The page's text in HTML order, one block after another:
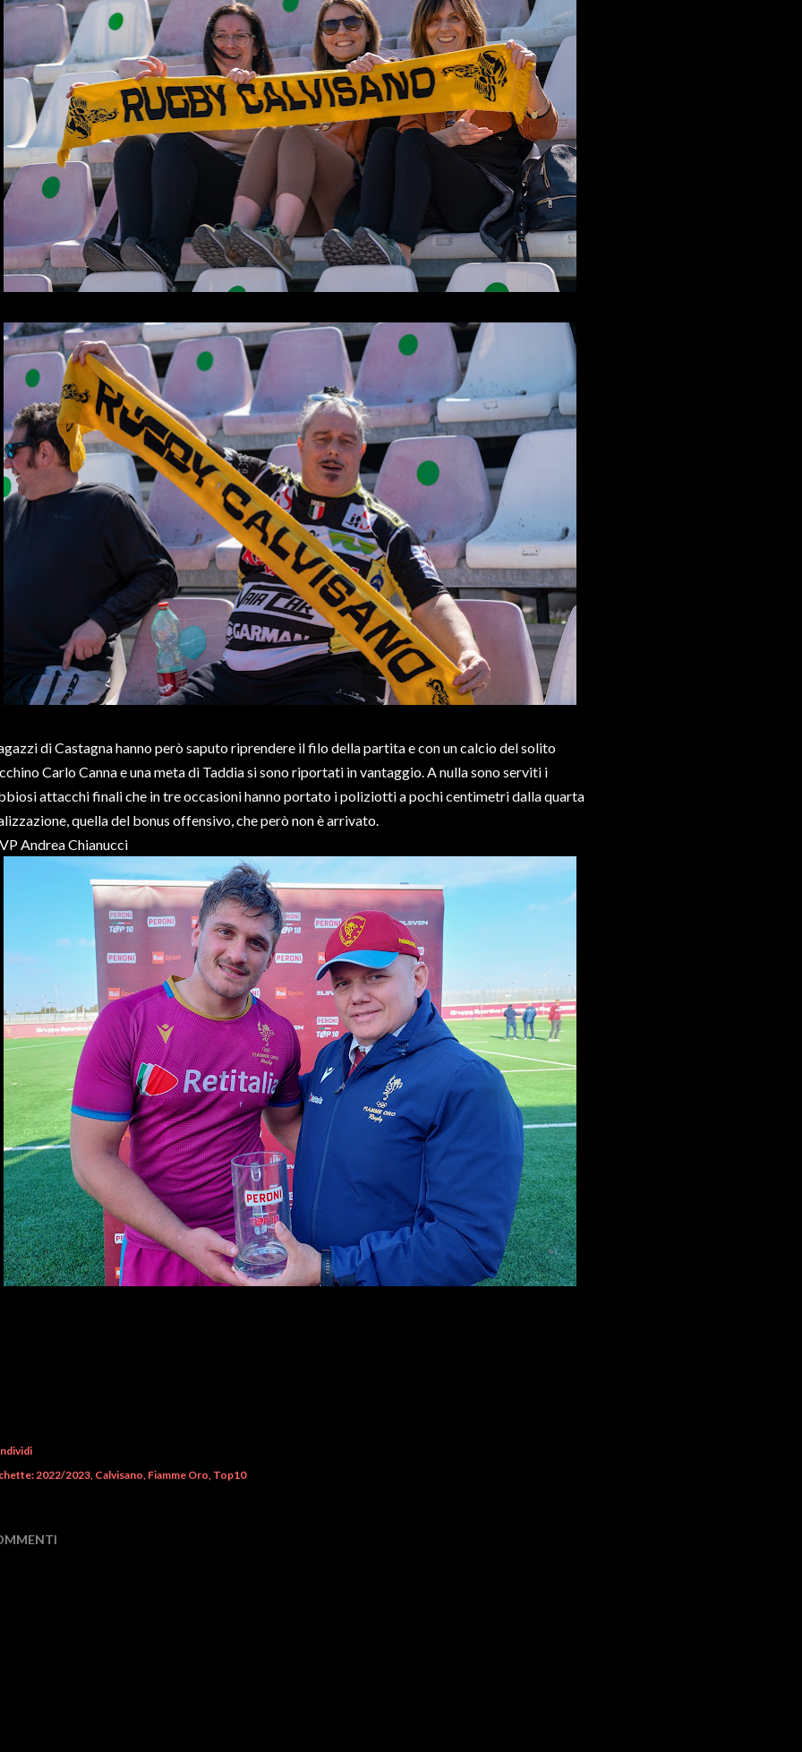
di Castagna hanno però saputo riprendere il filo della partita e con un calcio del solito
Carlo Canna e una meta di Taddia si sono riportati in vantaggio. A nulla sono serviti i
attacchi finali che in tre occasioni hanno portato i poliziotti a pochi centimetri dalla quarta
quella del bonus offensivo, che però non è arrivato.
Andrea Chianucci
2022/2023 Calvisano Fiamme Oro Top10